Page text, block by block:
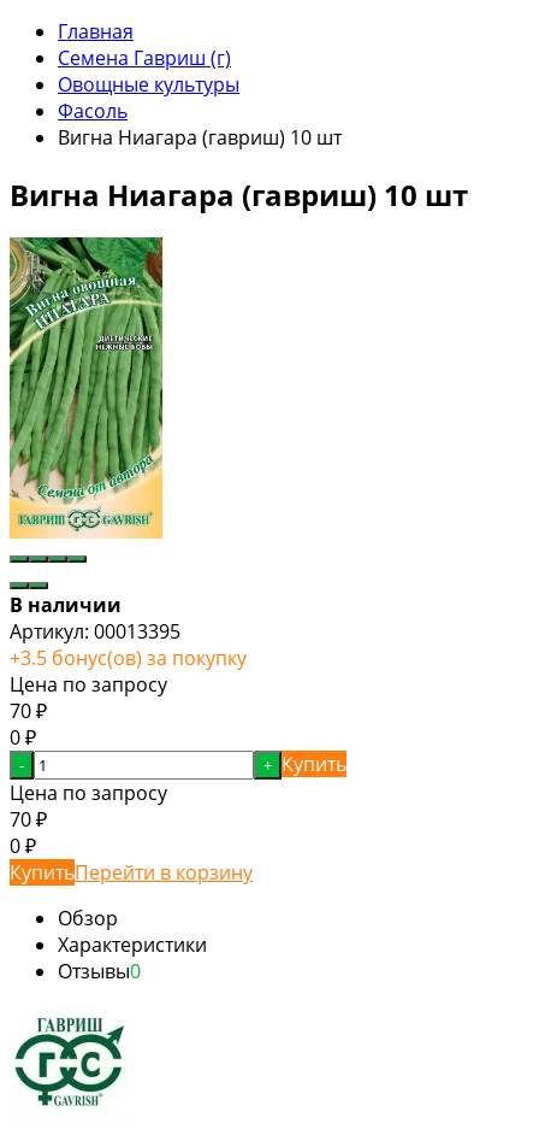
Главная
Семена Гавриш (г)
Овощные культуры
Фасоль
Вигна Ниагара (гавриш) 10 шт
Вигна Ниагара (гавриш) 10 шт
В наличии
Артикул: 00013395
+3.5 бонус(ов) за покупку
Цена по запросу
70 ₽
0 ₽
- + Купить
Цена по запросу
70 ₽
0 ₽
КупитьПерейти в корзину
Обзор
Характеристики
Отзывы0